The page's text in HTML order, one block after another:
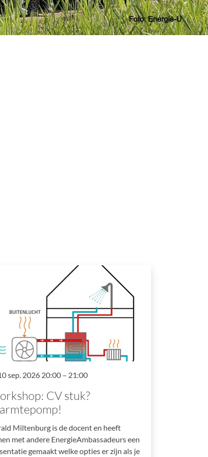
sep. 2026 20:00 – 21:00
CV stuk?
Miltenburg is de docent en heeft
met andere EnergieAmbassadeurs een
gemaakt welke opties er zijn als je